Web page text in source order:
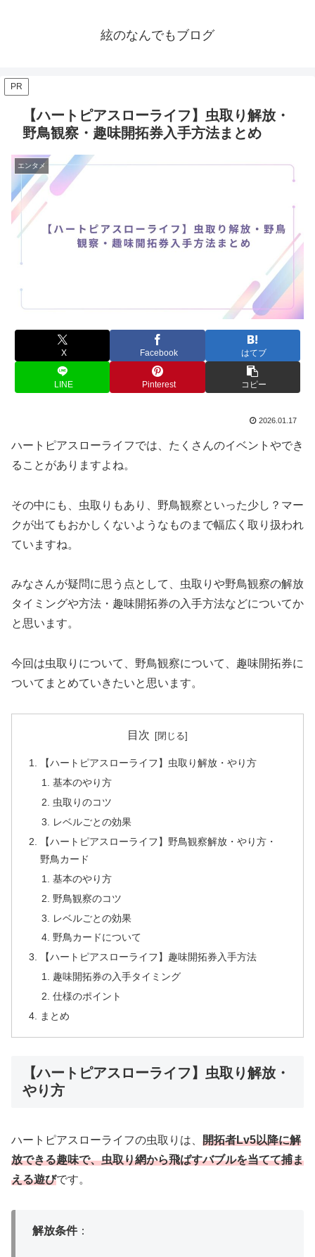
絃のなんでもブログ
PR
【ハートピアスローライフ】虫取り解放・
野鳥観察・趣味開拓券入手方法まとめ
エンタメ
X Facebook はてブ
LINE Pinterest コピー
2026.01.17
ハートピアスローライフでは、たくさんのイベントやでき
ることがありますよね。
その中にも、虫取りもあり、野鳥観察といった少し？マー
クが出てもおかしくないようなものまで幅広く取り扱われ
ていますね。
みなさんが疑問に思う点として、虫取りや野鳥観察の解放
タイミングや方法・趣味開拓券の入手方法などについてか
と思います。
今回は虫取りについて、野鳥観察について、趣味開拓券に
ついてまとめていきたいと思います。
目次
【ハートピアスローライフ】虫取り解放・やり方
基本のやり方
虫取りのコツ
レベルごとの効果
【ハートピアスローライフ】野鳥観察解放・やり方・
野鳥カード
基本のやり方
野鳥観察のコツ
レベルごとの効果
野鳥カードについて
【ハートピアスローライフ】趣味開拓券入手方法
趣味開拓券の入手タイミング
仕様のポイント
まとめ
【ハートピアスローライフ】虫取り解放・
やり方
ハートピアスローライフの虫取りは、 開拓者Lv5以降に解
放できる趣味で、虫取り網から飛ばすバブルを当てて捕ま
える遊びです。
解放条件：